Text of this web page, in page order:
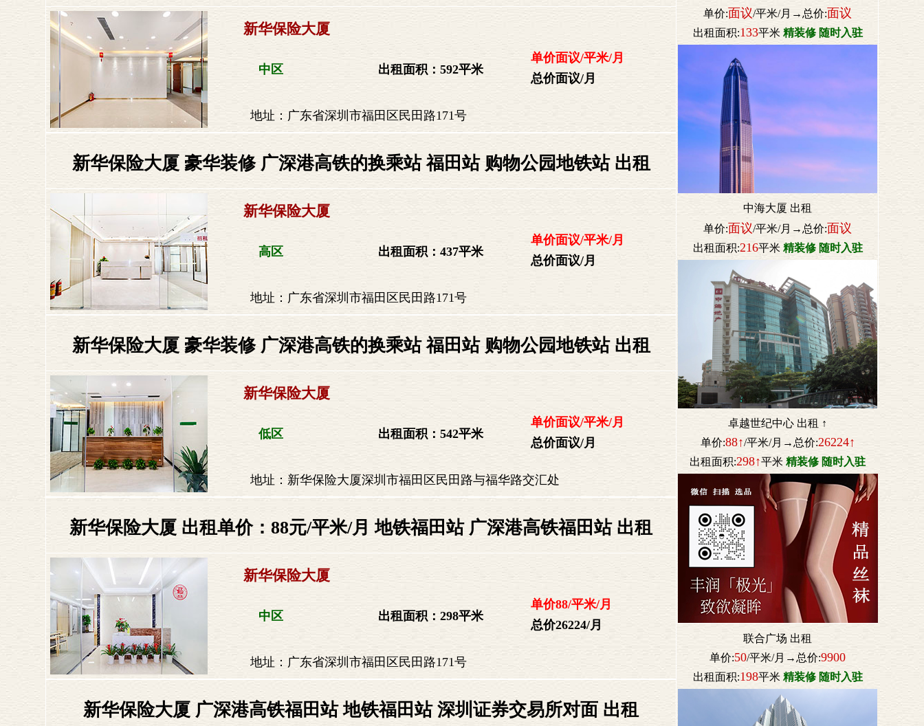
新华保险大厦
中区 出租面积：592平米
单价面议/平米/月
总价面议/月
地址：广东省深圳市福田区民田路171号
新华保险大厦 豪华装修 广深港高铁的换乘站 福田站 购物公园地铁站 出租
新华保险大厦
高区 出租面积：437平米
单价面议/平米/月
总价面议/月
地址：广东省深圳市福田区民田路171号
新华保险大厦 豪华装修 ​广深港高铁的换乘站 福田站 购物公园地铁站 出租
新华保险大厦
低区 出租面积：542平米
单价面议/平米/月
总价面议/月
地址：新华保险大厦深圳市福田区民田路与福华路交汇处
新华保险大厦 出租单价：88元/平米/月 地铁福田站 广深港高铁福田站 出租
新华保险大厦
中区 出租面积：298平米
单价88/平米/月
总价26224/月
地址：广东省深圳市福田区民田路171号
新华保险大厦 广深港高铁福田站 地铁福田站 深圳证券交易所对面 出租
单价:面议/平米/月→总价:面议
出租面积:133平米 精装修 随时入驻
中海大厦 出租
单价:面议/平米/月→总价:面议
出租面积:216平米 精装修 随时入驻
卓越世纪中心 出租 ↑
单价:88↑/平米/月→总价:26224↑
出租面积:298↑平米 精装修 随时入驻
联合广场 出租
单价:50/平米/月→总价:9900
出租面积:198平米 精装修 随时入驻